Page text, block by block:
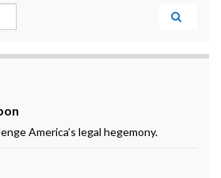
America’s legal hegemony.